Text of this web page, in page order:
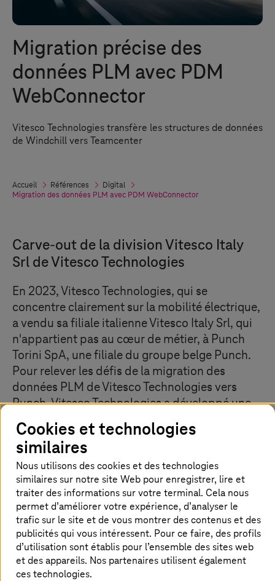
Migration précise des
données PLM avec PDM
WebConnector
Vitesco Technologies transfère les structures de données
de Windchill vers Teamcenter
Accueil Références
Digital
Migration des données PLM avec PDM WebConnector
Carve-out de la division Vitesco Italy
Srl de Vitesco Technologies
En 2023, Vitesco Technologies, qui se
concentre clairement sur la mobilité électrique,
a vendu sa filiale italienne Vitesco Italy Srl, qui
n'appartient pas au cœur de métier, à Punch
Torini SpA, une filiale du groupe belge Punch.
Pour relever les défis de la migration des
données PLM de Vitesco Technologies vers
Punch, Vitesco Technologies a développé une
approche précise en collaboration avec
T-Systems.
Points faibles du client
Carve-out de la division Vitesco Italy Srl de Vitesco
Technologies vers le groupe Punch
Standardisation des différents environnements de
systèmes PLM en l'espace de 3 mois
Expertise marquée dans la gestion des données
Cookies et technologies
similaires
Nous utilisons des cookies et des technologies
similaires sur notre site Web pour enregistrer, lire et
traiter des informations sur votre terminal. Cela nous
permet d’améliorer votre expérience, d’analyser le
trafic sur le site et de vous montrer des contenus et des
publicités qui vous intéressent. Pour ce faire, des profils
d’utilisation sont établis pour l’ensemble des sites web
et des appareils. Nos partenaires utilisent également
ces technologies.